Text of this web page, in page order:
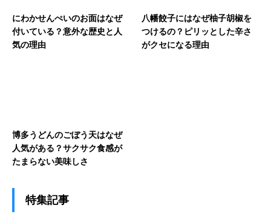
にわかせんぺいのお面はなぜ
付いている？意外な歴史と人
気の理由
八幡餃子にはなぜ柚子胡椒を
つけるの？ピリッとした辛さ
がクセになる理由
博多うどんのごぼう天はなぜ
人気がある？サクサク食感が
たまらない美味しさ
特集記事